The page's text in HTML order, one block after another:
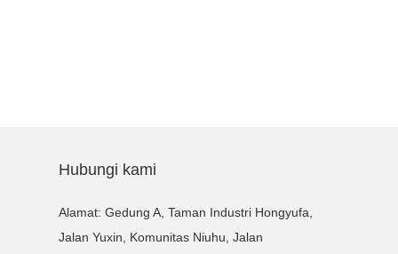
Hubungi kami
Alamat: Gedung A, Taman Industri Hongyufa,
Jalan Yuxin, Komunitas Niuhu, Jalan